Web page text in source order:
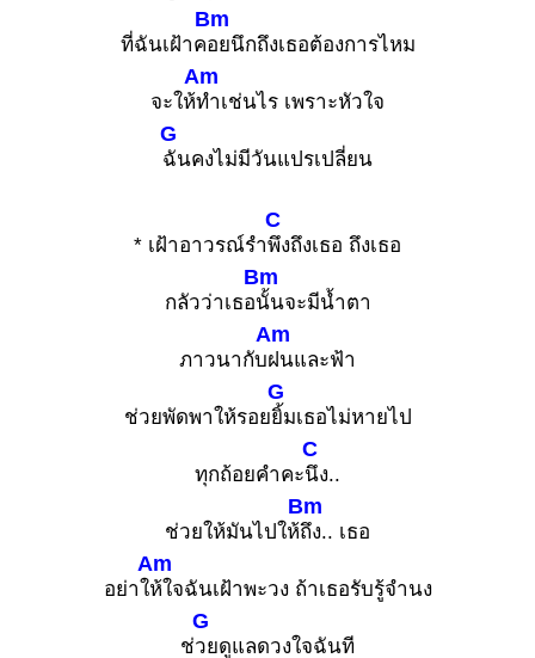
ที่ฉันเฝ้าค
Bm
อยนึกถึงเธอต้องการไหม
จะให้
Am
ทำเช่นไร เพราะหัวใจ
G
ฉันคงไม่มีวันแปรเปลี่ยน
* เฝ้าอาวรณ์รำ
C
พึงถึงเธอ ถึงเธอ
กลัวว่าเธอ
Bm
นั้นจะมีน้ำตา
ภาวนากับ
Am
ฝนและฟ้า
ช่วยพัดพาให้รอย
G
ยิ้มเธอไม่หายไป
ทุกถ้อยคำคะ
C
นึง..
ช่วยให้มันไปให้
Bm
ถึง.. เธอ
อย่าใ
Am
ห้ใจฉันเฝ้าพะวง ถ้าเธอรับรู้จำนง
ช่
G
วยดูแลดวงใจฉันที